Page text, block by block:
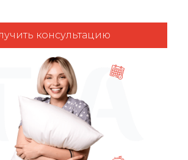
консультацию